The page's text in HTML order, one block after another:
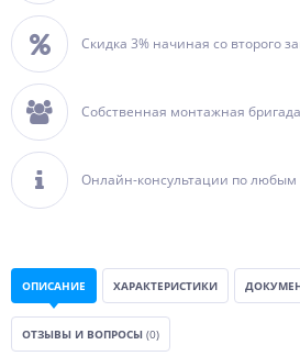
Скидка 3% начиная со второго
Собственная монтажная бригада
Онлайн-консультации по любым
ОПИСАНИЕ ХАРАКТЕРИСТИКИ
ОТЗЫВЫ И ВОПРОСЫ (0)